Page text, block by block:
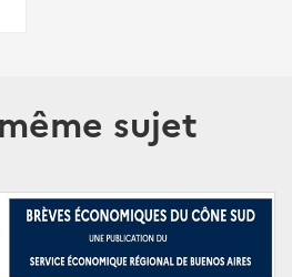
sujet